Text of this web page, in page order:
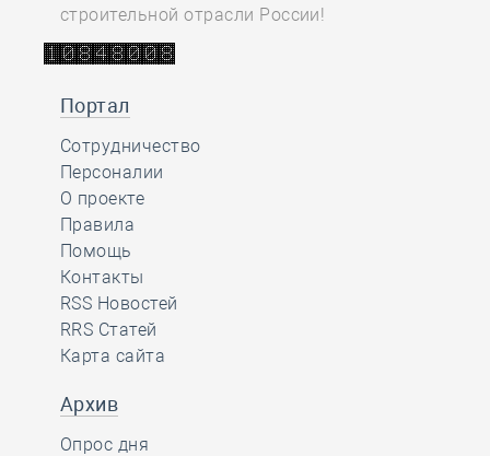
строительной отрасли России!
Портал
Сотрудничество
Персоналии
О проекте
Правила
Помощь
Контакты
RSS Новостей
RRS Статей
Карта сайта
Архив
Опрос дня